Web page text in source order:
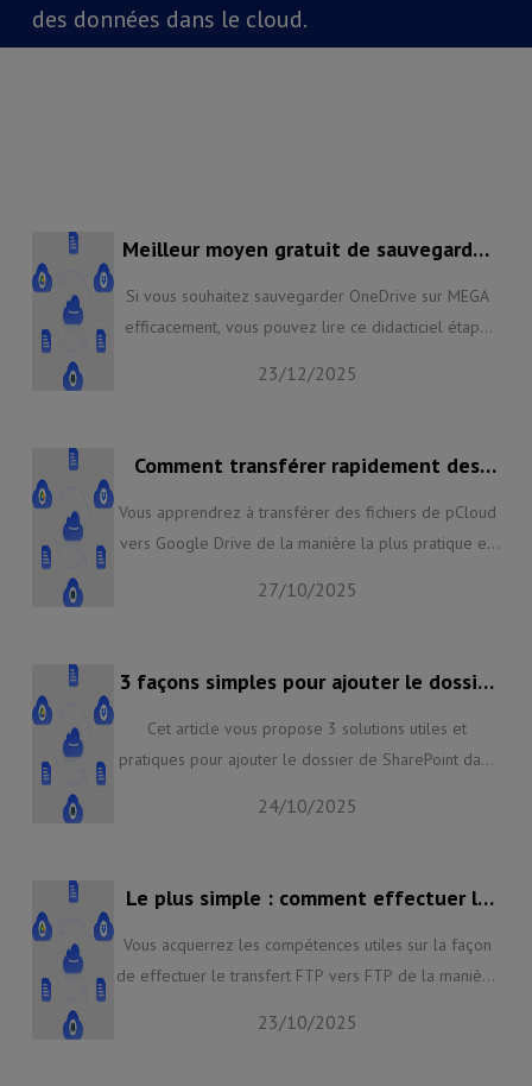
des données dans le cloud.
Meilleur moyen gratuit de sauvegarder
Si vous souhaitez sauvegarder OneDrive sur MEGA
efficacement, vous pouvez lire ce didacticiel étape
d'atteindre l'objectif - en utilisant un service tiers,
23/12/2025
Comment transférer rapidement des
2025
Vous apprendrez à transférer des fichiers de pCloud
vers Google Drive de la manière la plus pratique en
plate-forme tierce sécurisée appelée MultCloud pour
27/10/2025
3 façons simples pour ajouter le dossier
fichiers en 2025
Cet article vous propose 3 solutions utiles et
pratiques pour ajouter le dossier de SharePoint dans
de la fonction de synchronisation sur SharePoint, le
24/10/2025
Le plus simple : comment effectuer le
Vous acquerrez les compétences utiles sur la façon
de effectuer le transfert FTP vers FTP de la manière
entièrement gratuit. Vous pouvez également utiliser
23/10/2025